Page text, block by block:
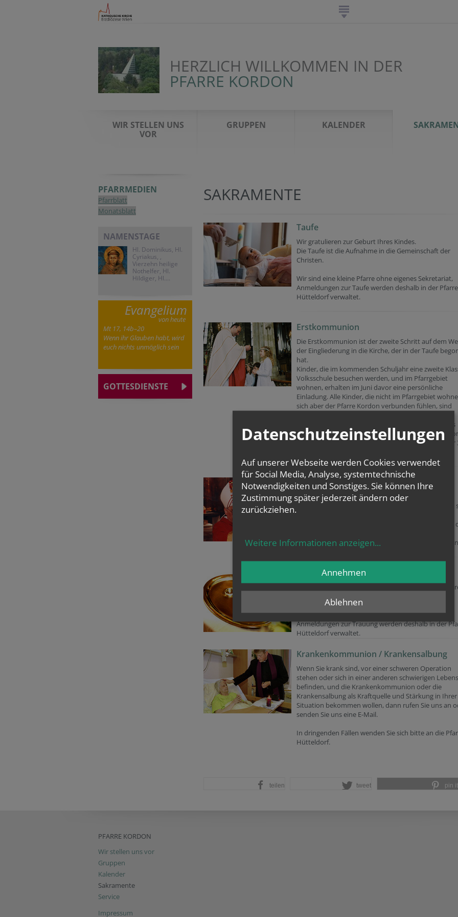
HERZLICH WILLKOMMEN IN DER
PFARRE KORDON
WIR STELLEN UNS
VOR
GRUPPEN KALENDER
PFARRMEDIEN
Pfarrblatt
Monatsblatt
NAMENSTAGE
Hl. Dominikus, Hl.
Cyriakus, ,
Vierzehn heilige
Nothelfer, Hl.
Hildiger, Hl....
Evangelium
von heute
Mt 17, 14b–20
Wenn ihr Glauben habt, wird
euch nichts unmöglich sein
GOTTESDIENSTE
SAKRAMENTE
Taufe
Wir gratulieren zur Geburt Ihres Kindes.
Die Taufe ist die Aufnahme in die Gemeinschaft der
Christen.
Wir sind eine kleine Pfarre ohne eigenes Sekretariat,
Anmeldungen zur Taufe werden deshalb in der Pfarre
Hütteldorf verwaltet.
Erstkommunion
Die Erstkommunion ist der zweite Schritt auf dem
der Eingliederung in die Kirche, der in der Taufe
hat.
Kinder, die im kommenden Schuljahr eine zweite
Volksschule besuchen werden, und im Pfarrgebiet
wohnen, erhalten im Juni davor eine persönliche
Einladung. Alle Kinder, die nicht im Pfarrgebiet
sich aber der Pfarre Kordon verbunden fühlen, sind
Die Vorbereitungseinheiten für die Kinder mit jeweils
einer Begleitperson finden ab Oktober einmal im
an einem Samstag Vormittag von 9 Uhr bis ca 11 Uhr
Gruppe abgestimmt.
Firmung
Die Firmkandidaten unserer Gemeinde erhalten ab
September von unseren Firmhelfern eine Einladung,
Anmeldung zur Vorbereitung ist
Die Vorbereitung beginnt meist im November und
Herzlichen Glückwunsch, Sie haben Ihren Partner/
Wir sind eine kleine Pfarre ohne eigenes Sekretariat,
Anmeldungen zur Trauung werden deshalb in der
Hütteldorf verwaltet.
Krankenkommunion / Krankensalbung
Wenn Sie krank sind, vor einer schweren Operation
stehen oder sich in einer anderen schwierigen
befinden, und die Krankenkommunion oder die
Krankensalbung als Kraftquelle und Stärkung in Ihrer
Situation bekommen wollen, dann rufen Sie uns an
senden Sie uns eine E-Mail.
In dringenden Fällen wenden Sie sich bitte an die
Hütteldorf.
teilen tweet pin it
PFARRE KORDON
Wir stellen uns vor
Gruppen
Kalender
Sakramente
Service
Impressum
Datenschutzeinstellungen
Auf unserer Webseite werden Cookies verwendet
für Social Media, Analyse, systemtechnische
Notwendigkeiten und Sonstiges. Sie können Ihre
Zustimmung später jederzeit ändern oder
zurückziehen.
Weitere Informationen anzeigen...
Ablehnen
Annehmen